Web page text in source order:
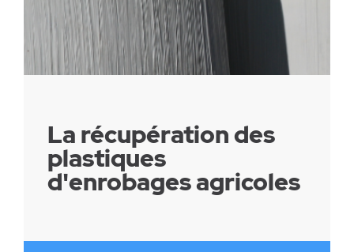
La récupération des
plastiques
d'enrobages agricoles